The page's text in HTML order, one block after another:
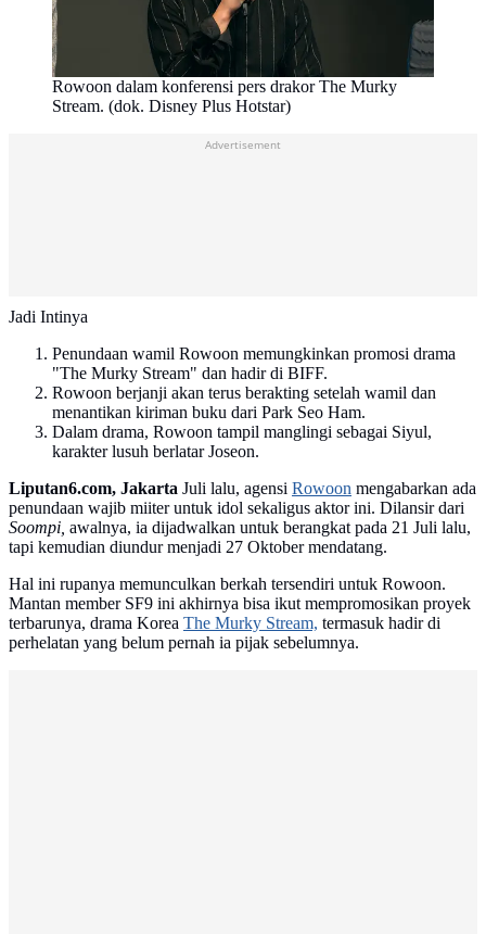
Rowoon dalam konferensi pers drakor The Murky
Stream. (dok. Disney Plus Hotstar)
Advertisement
Jadi Intinya
Penundaan wamil Rowoon memungkinkan promosi drama
"The Murky Stream" dan hadir di BIFF.
Rowoon berjanji akan terus berakting setelah wamil dan
menantikan kiriman buku dari Park Seo Ham.
Dalam drama, Rowoon tampil manglingi sebagai Siyul,
karakter lusuh berlatar Joseon.
Liputan6.com, Jakarta Juli lalu, agensi Rowoon mengabarkan ada
penundaan wajib miiter untuk idol sekaligus aktor ini. Dilansir dari
Soompi, awalnya, ia dijadwalkan untuk berangkat pada 21 Juli lalu,
tapi kemudian diundur menjadi 27 Oktober mendatang.
Hal ini rupanya memunculkan berkah tersendiri untuk Rowoon.
Mantan member SF9 ini akhirnya bisa ikut mempromosikan proyek
terbarunya, drama Korea The Murky Stream, termasuk hadir di
perhelatan yang belum pernah ia pijak sebelumnya.